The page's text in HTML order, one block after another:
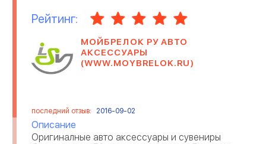
Рейтинг:
МОЙБРЕЛОК РУ АВТО
АКСЕССУАРЫ
(WWW.MOYBRELOK.RU)
последний отзыв: 2016-09-02
Описание
Оригиналные авто аксессуары и сувениры